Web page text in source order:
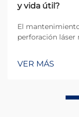
y vida útil?
El
perforación láser
longevidad del
modernos.
VER MÁS